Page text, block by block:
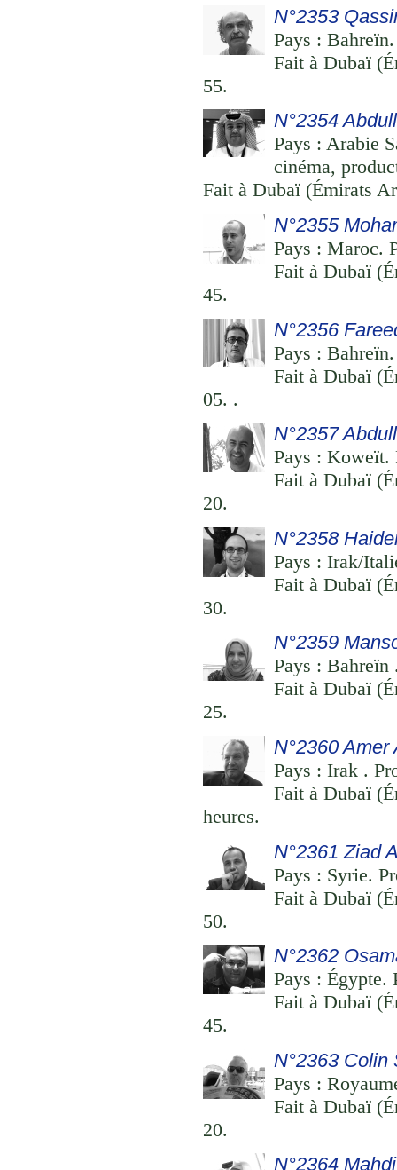
N°2353
Pays :
Fait à Dubaï
55.
N°2354
Pays : Arabie
cinéma,
Fait à Dubaï (Émirats
N°2355
Pays : Maroc.
Fait à Dubaï
45.
N°2356
Pays :
Fait à Dubaï
05. .
N°2357
Pays : Koweït.
Fait à Dubaï
20.
N°2358
Pays : Irak/
Fait à Dubaï
30.
N°2359
Pays : Bahreïn
Fait à Dubaï
25.
N°2360 Amer
Pays : Irak .
Fait à Dubaï
heures.
N°2361 Ziad
Pays : Syrie.
Fait à Dubaï
50.
N°2362
Pays : Égypte.
Fait à Dubaï
45.
N°2363 Colin
Pays :
Fait à Dubaï
20.
N°2364